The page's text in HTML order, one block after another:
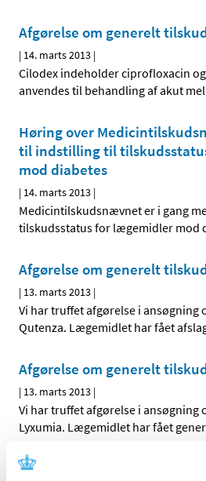
Afgørelse om generelt
| 14. marts 2013 |
Cilodex indeholder ciprofloxacin
anvendes til behandling af akut
Høring over
til indstilling til
mod diabetes
| 14. marts 2013 |
Medicintilskudsnævnet er i gang
tilskudsstatus for lægemidler mod
Afgørelse om generelt
| 13. marts 2013 |
Vi har truffet afgørelse i ansøgning
Qutenza. Lægemidlet har fået
Afgørelse om generelt
| 13. marts 2013 |
Vi har truffet afgørelse i ansøgning
Lyxumia. Lægemidlet har fået
Afgørelse om generelt